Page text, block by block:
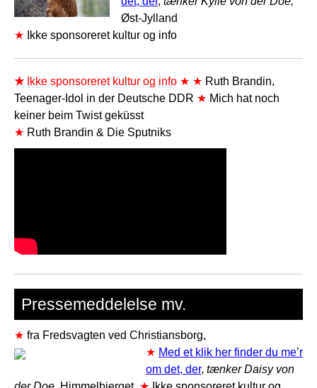
Øst-Jylland
★
Ikke sponsoreret kultur og info
★ Ikke sponsoreret kultur og info ★ ★ Ruth Brandin,
Teenager-Idol in der Deutsche DDR ★ Mich hat noch
keiner beim Twist geküsst
★ Ruth Brandin & Die Sputniks
Pressemeddelelse mv.
★ fra Fredsvagten ved Christiansborg,
★ Med et klik her finder du me’r
om det, der, tænker Daisy von